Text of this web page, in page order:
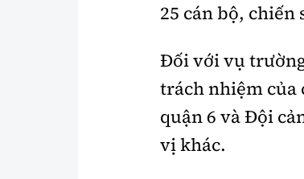
25 cán bộ, chiến
Đối với vụ trường
trách nhiệm của
quận 6 và Đội
vị khác.